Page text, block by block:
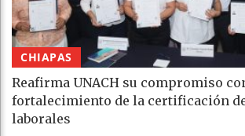
CHIAPAS
Reafirma UNACH su compromiso
fortalecimiento de la certificación
laborales